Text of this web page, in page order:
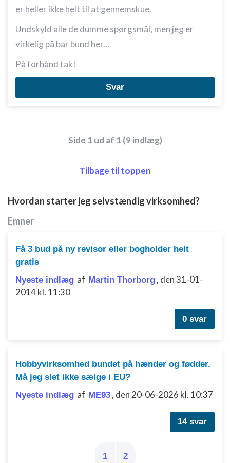
er heller ikke helt til at gennemskue.
Undskyld alle de dumme spørgsmål, men jeg er
virkelig på bar bund her...
På forhånd tak!
Svar
Side 1 ud af 1 (9 indlæg)
Tilbage til toppen
Hvordan starter jeg selvstændig virksomhed?
Emner
Få 3 bud på ny revisor eller bogholder helt
gratis
Nyeste indlæg af Martin Thorborg , den 31-01-
2014 kl. 11:30
0 svar
Hobbyvirksomhed bundet på hænder og fødder.
Må jeg slet ikke sælge i EU?
Nyeste indlæg af ME93 , den 20-06-2026 kl. 10:37
14 svar
1 2